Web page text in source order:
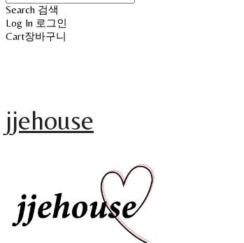
Search 검색
Log In 로그인
Cart장바구니
jjehouse